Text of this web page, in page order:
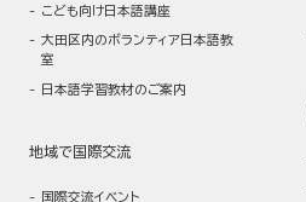
こども向け日本語講座
大田区内のボランティア日本語教
室
日本語学習教材のご案内
地域で国際交流
国際交流イベント